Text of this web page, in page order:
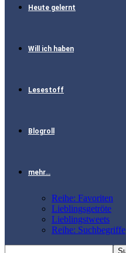
Heute gelernt
Will ich haben
Lesestoff
Blogroll
mehr…
Reihe: Favoriten
Lieblingsgetröte
Lieblingstweets
Reihe: Suchbegriffe